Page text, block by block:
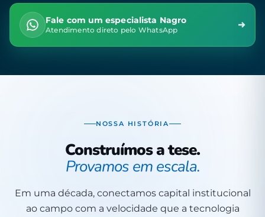
Fale com um especialista Nagro
Atendimento direto pelo WhatsApp
NOSSA HISTÓRIA
Construímos a tese.
Provamos em escala.
Em uma década, conectamos capital institucional
ao campo com a velocidade que a tecnologia